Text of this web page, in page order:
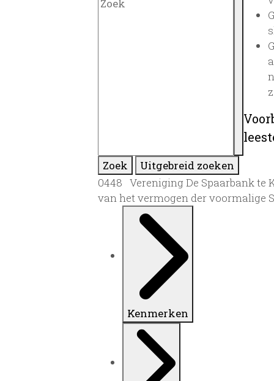
Zoek
Uitgebreid zoeken
0448 Vereniging De Spaarbank te
van het vermogen der voormalige
Kenmerken